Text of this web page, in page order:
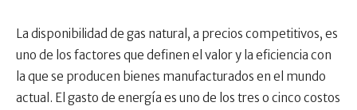
La disponibilidad de gas natural, a precios competitivos, es
uno de los factores que definen el valor y la eficiencia con
la que se producen bienes manufacturados en el mundo
actual. El gasto de energía es uno de los tres o cinco costos